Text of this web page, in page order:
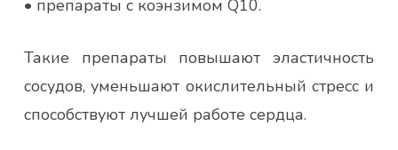
• препараты с коэнзимом Q10.
Такие препараты повышают эластичность
сосудов, уменьшают окислительный стресс и
способствуют лучшей работе сердца.